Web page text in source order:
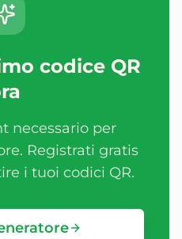
codice QR
necessario per
Registrati gratis
i tuoi codici QR.